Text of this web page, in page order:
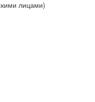
лицами)